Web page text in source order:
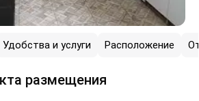
Удобства и услуги Расположение
размещения